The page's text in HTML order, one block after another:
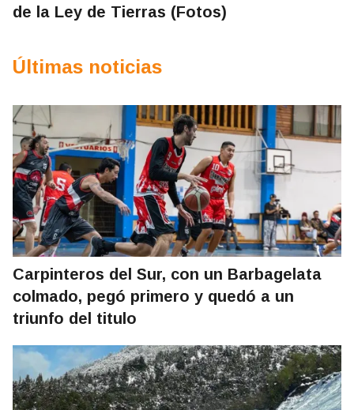
de la Ley de Tierras (Fotos)
Últimas noticias
Carpinteros del Sur, con un Barbagelata
colmado, pegó primero y quedó a un
triunfo del titulo